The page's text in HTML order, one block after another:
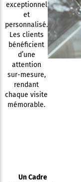
exceptionnel
et
personnalisé.
Les clients
bénéficient
d’une
attention
sur-mesure,
rendant
chaque visite
mémorable.
Un Cadre